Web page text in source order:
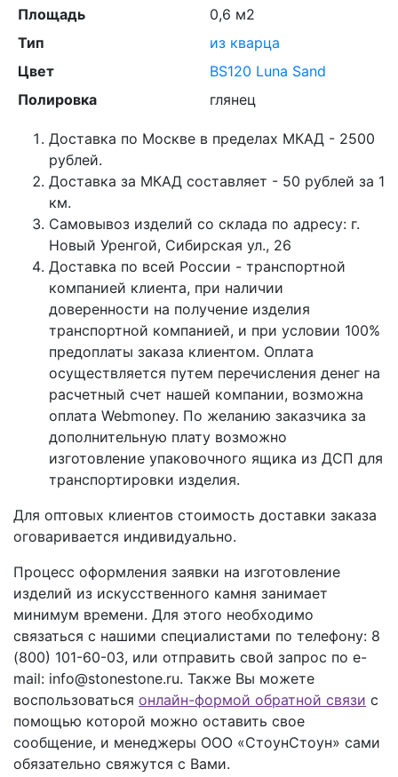
Площадь
0,6 м2
Тип
из кварца
Цвет
BS120 Luna Sand
Полировка
глянец
Доставка по Москве в пределах МКАД - 2500
рублей.
Доставка за МКАД составляет - 50 рублей за 1
км.
Самовывоз изделий со склада по адресу: г.
Новый Уренгой, Сибирская ул., 26
Доставка по всей России - транспортной
компанией клиента, при наличии
доверенности на получение изделия
транспортной компанией, и при условии 100%
предоплаты заказа клиентом. Оплата
осуществляется путем перечисления денег на
расчетный счет нашей компании, возможна
оплата Webmoney. По желанию заказчика за
дополнительную плату возможно
изготовление упаковочного ящика из ДСП для
транспортировки изделия.
Для оптовых клиентов стоимость доставки заказа
оговаривается индивидуально.
Процесс оформления заявки на изготовление
изделий из искусственного камня занимает
минимум времени. Для этого необходимо
связаться с нашими специалистами по телефону: 8
(800) 101-60-03, или отправить свой запрос по e-
mail: info@stonestone.ru. Также Вы можете
воспользоваться онлайн-формой обратной связи с
помощью которой можно оставить свое
сообщение, и менеджеры ООО «СтоунСтоун» сами
обязательно свяжутся с Вами.